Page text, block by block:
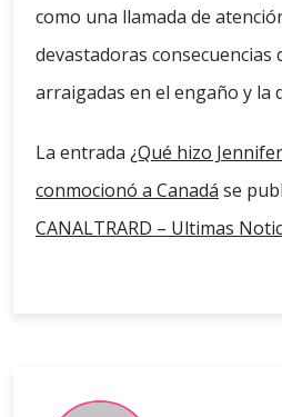
como una llamada de
devastadoras consecuencias
arraigadas en el engaño y la
La entrada ¿Qué hizo
conmocionó a Canadá se
CANALTRARD – Ultimas